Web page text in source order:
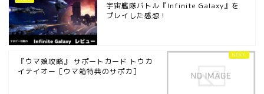
宇宙艦隊バトル『Infinite Galaxy』を
プレイした感想！
『ウマ娘攻略』 サポートカード トウカ
イテイオー［ウマ箱特典のサポカ］